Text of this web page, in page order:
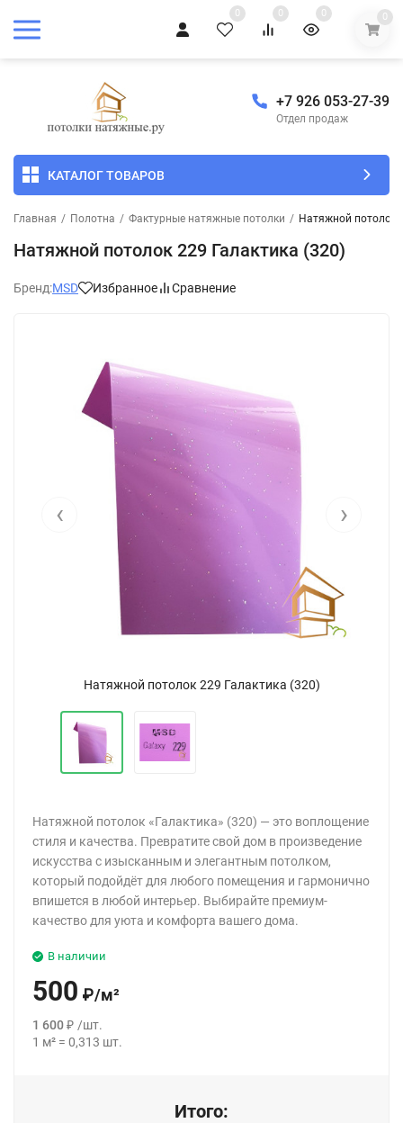
0 0 0 0
+7 926 053-27-39
Отдел продаж
КАТАЛОГ ТОВАРОВ
Главная / Полотна / Фактурные натяжные потолки / Натяжной потолок
Натяжной потолок 229 Галактика (320)
Бренд:MSD Избранное Сравнение
Натяжной потолок 229 Галактика (320)
‹ ›
Натяжной потолок «Галактика» (320) — это воплощение
стиля и качества. Превратите свой дом в произведение
искусства с изысканным и элегантным потолком,
который подойдёт для любого помещения и гармонично
впишется в любой интерьер. Выбирайте премиум-
качество для уюта и комфорта вашего дома.
В наличии
500 ₽/м²
1 600₽ /шт.
1 м² = 0,313 шт.
Итого: